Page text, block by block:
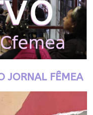
JORNAL FÊMEA